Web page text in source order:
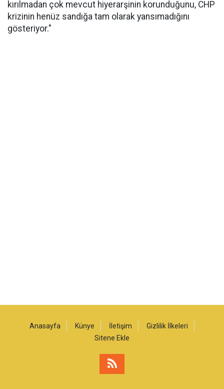
kırılmadan çok mevcut hiyerarşinin korunduğunu, CHP
krizinin henüz sandığa tam olarak yansımadığını
gösteriyor."
Anasayfa Künye İletişim
Gizlilik İlkeleri
Sitene Ekle